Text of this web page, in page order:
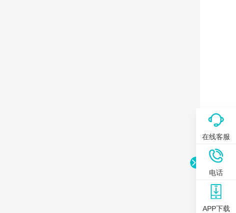
在线客服
电话
APP下载